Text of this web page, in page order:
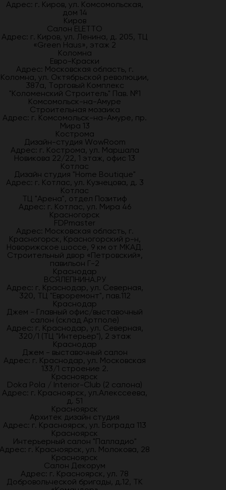
Адрес: г. Киров, ул. Комсомольская,
дом 14
Киров
Салон ELETTO
Адрес: г. Киров, ул. Ленина, д. 205, ТЦ
«Green Haus», этаж 2
Коломна
Евро-Краски
Адрес: Московская область, г.
Коломна, ул. Октябрьской революции,
387а, Торговый Комплекс
"Коломенский Строитель" Пав. №1
Комсомольск-на-Амуре
Строительная мозаика
Адрес: г. Комсомольск-на-Амуре, пр.
Мира 13
Кострома
Дизайн-студия WowRoom
Адрес: г. Кострома, ул. Маршала
Новикова 22/22, 1 этаж, офис 13
Котлас
Дизайн студия "Home Boutique"
Адрес: г. Котлас, ул. Кузнецова, д. 3
Котлас
ТЦ "Арена", отдел Позитиф
Адрес: г. Котлас, ул. Мира 46
Красногорск
FDPmaster
Адрес: Московская область, г.
Красногорск, Красногорский р-н,
Новорижское шоссе, 9 км от МКАД.
Строительный двор «Петровский»,
павильон Г-2
Краснодар
ВСЯЛЕПНИНА.РУ
Адрес: г. Краснодар, ул. Северная,
320, ТЦ "Евроремонт", пав.112
Краснодар
Джем - Главный офис/выставочный
салон (склад Артполе)
Адрес: г. Краснодар, ул. Северная,
320/1 (ТЦ "Интерьер"), 2 этаж
Краснодар
Джем - выставочный салон
Адрес: г. Краснодар, ул. Московская
133/1 строение 2.
Красноярск
Doka Pola / Interior-Club (2 салона)
Адрес: г. Красноярск, ул.Алекссеева,
д. 51
Красноярск
Архитек дизайн студия
Адрес: г. Красноярск, ул. Бограда 113
Красноярск
Интерьерный салон "Палладио"
Адрес: г. Красноярск, ул. Молокова, 28
Красноярск
Салон Декорум
Адрес: г. Красноярск, ул. 78
Добровольческой бригады, д.12, ТК